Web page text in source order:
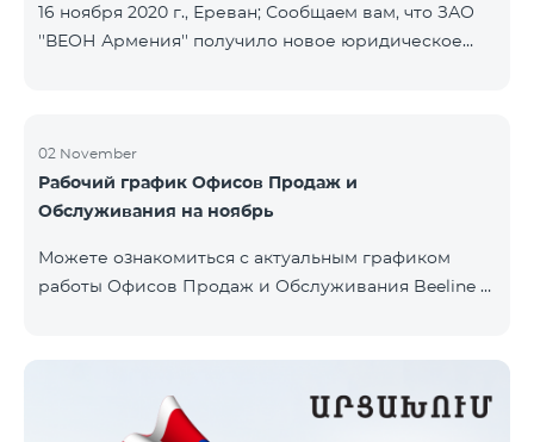
16 ноября 2020 г., Ереван; Сообщаeм вам, что ЗАО
''ВЕОН Армения'' получило новое юридическое
2020 года. Внесенное изменение никоим образом
не повлияет на права, обязанности и услуги,
предоставляемые компанией, которые будут
сообщаем, что компания сохранит свою
деятельность и будет предоставлять услуги под
02 November
Рабочий график Офисов Продаж и
Обслуживания на ноябрь
Можете ознакомиться с актуальным графиком
работы Офисов Продаж и Обслуживания Beeline в